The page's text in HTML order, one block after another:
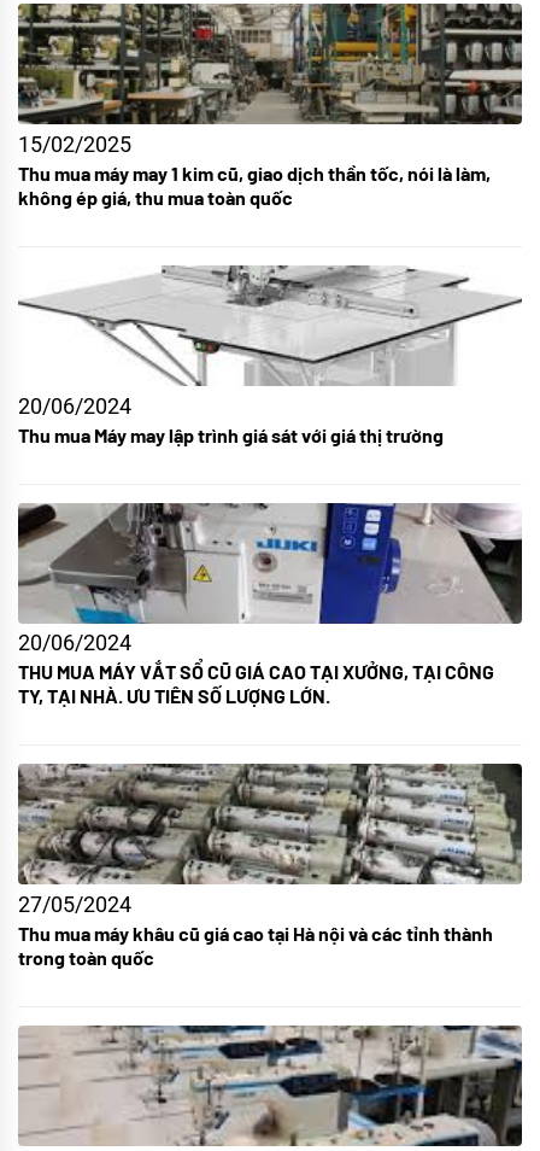
15/02/2025
Thu mua máy may 1 kim cũ, giao dịch thần tốc, nói là làm,
không ép giá, thu mua toàn quốc
20/06/2024
Thu mua Máy may lập trình giá sát với giá thị trường
20/06/2024
THU MUA MÁY VẮT SỔ CŨ GIÁ CAO TẠI XƯỞNG, TẠI CÔNG
TY, TẠI NHÀ. ƯU TIÊN SỐ LƯỢNG LỚN.
27/05/2024
Thu mua máy khâu cũ giá cao tại Hà nội và các tỉnh thành
trong toàn quốc